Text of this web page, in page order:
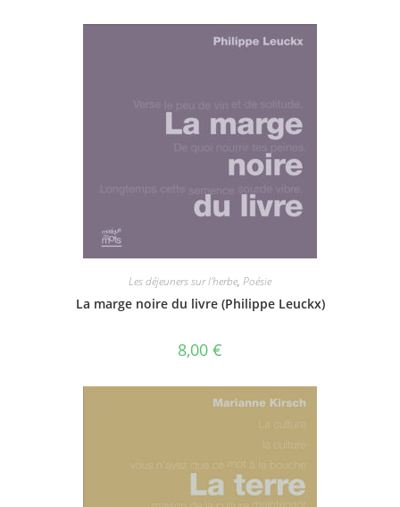
Les déjeuners sur l'herbe, Poésie
La marge noire du livre (Philippe Leuckx)
8,00 €